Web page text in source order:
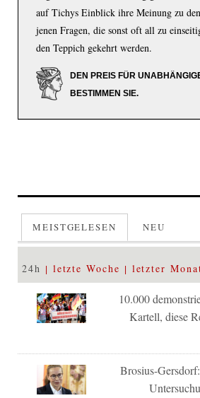
auf Tichys Einblick ihre Meinung zu
jenen Fragen, die sonst oft all zu
den Teppich gekehrt werden.
DEN PREIS FÜR
BESTIMMEN SIE.
MEISTGELESEN NEU
24h letzte Woche letzter
10.000
Kartell, diese
Brosius-